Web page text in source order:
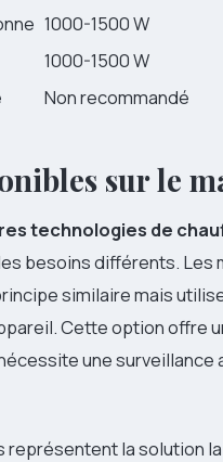
1000-1500 W
1000-1500 W
Non recommandé
sur le
technologies de
besoins différents. Les
similaire mais
Cette option offre
une surveillance
la solution